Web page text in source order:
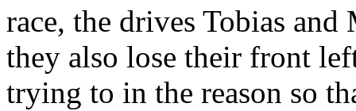
race, the drives Tobias
they also lose their front
trying to in the reason so